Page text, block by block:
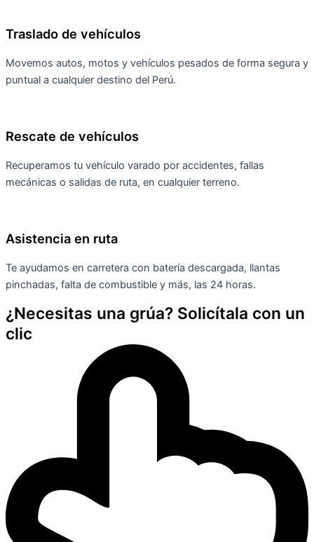
Traslado de vehículos
Movemos autos, motos y vehículos pesados de forma segura y
puntual a cualquier destino del Perú.
Rescate de vehículos
Recuperamos tu vehículo varado por accidentes, fallas
mecánicas o salidas de ruta, en cualquier terreno.
Asistencia en ruta
Te ayudamos en carretera con batería descargada, llantas
pinchadas, falta de combustible y más, las 24 horas.
¿Necesitas una grúa? Solicítala con un
clic